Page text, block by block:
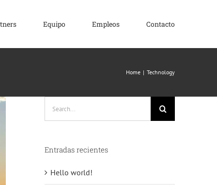
Equipo Empleos Contacto
Home Technology
Entradas recientes
Hello world!